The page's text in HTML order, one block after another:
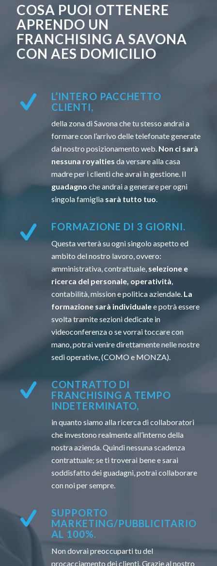
COSA PUOI OTTENERE
APRENDO UN
FRANCHISING A SAVONA
CON AES DOMICILIO
L’INTERO PACCHETTO
CLIENTI,
della zona di Savona che tu stesso andrai a
formare con l’arrivo delle telefonate generate
dal nostro posizionamento web. Non ci sarà
nessuna royalties da versare alla casa
madre per i clienti che avrai in gestione. Il
guadagno che andrai a generare per ogni
singola famiglia sarà tutto tuo.
FORMAZIONE DI 3 GIORNI.
Questa verterà su ogni singolo aspetto ed
ambito del nostro lavoro, ovvero:
amministrativa, contrattuale, selezione e
ricerca del personale, operatività
contabilità, mission e politica aziendale. La
formazione sarà individualee potrà essere
svolta tramite sezioni dedicate in
videoconferenza o se vorrai toccare con
mano, potrai venire direttamente nelle nostre
sedi operative, (COMO e MONZA).
CONTRATTO DI
FRANCHISING A TEMPO
INDETERMINATO,
in quanto siamo alla ricerca di collaboratori
che investono realmente all’interno della
nostra azienda. Quindi nessuna scadenza
contrattuale; se ti troverai bene e sarai
soddisfatto dei guadagni, potrai collaborare
con noi per sempre.
SUPPORTO
MARKETING/PUBBLICITARIO
AL 100%.
Non dovrai preoccuparti tu del
procacciamento dei clienti. Grazie al nostro